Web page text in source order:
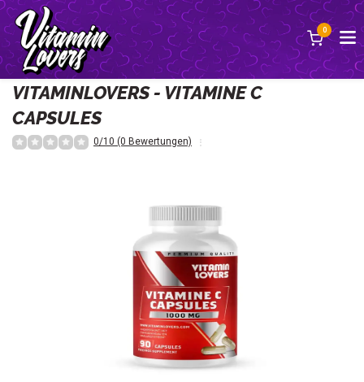
0
Zurück
VITAMINLOVERS - VITAMINE C
CAPSULES
0/10 (0 Bewertungen)